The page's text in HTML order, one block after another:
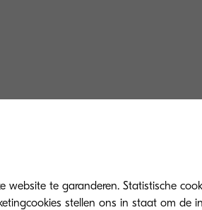
te garanderen. Statistische
stellen ons in staat om de